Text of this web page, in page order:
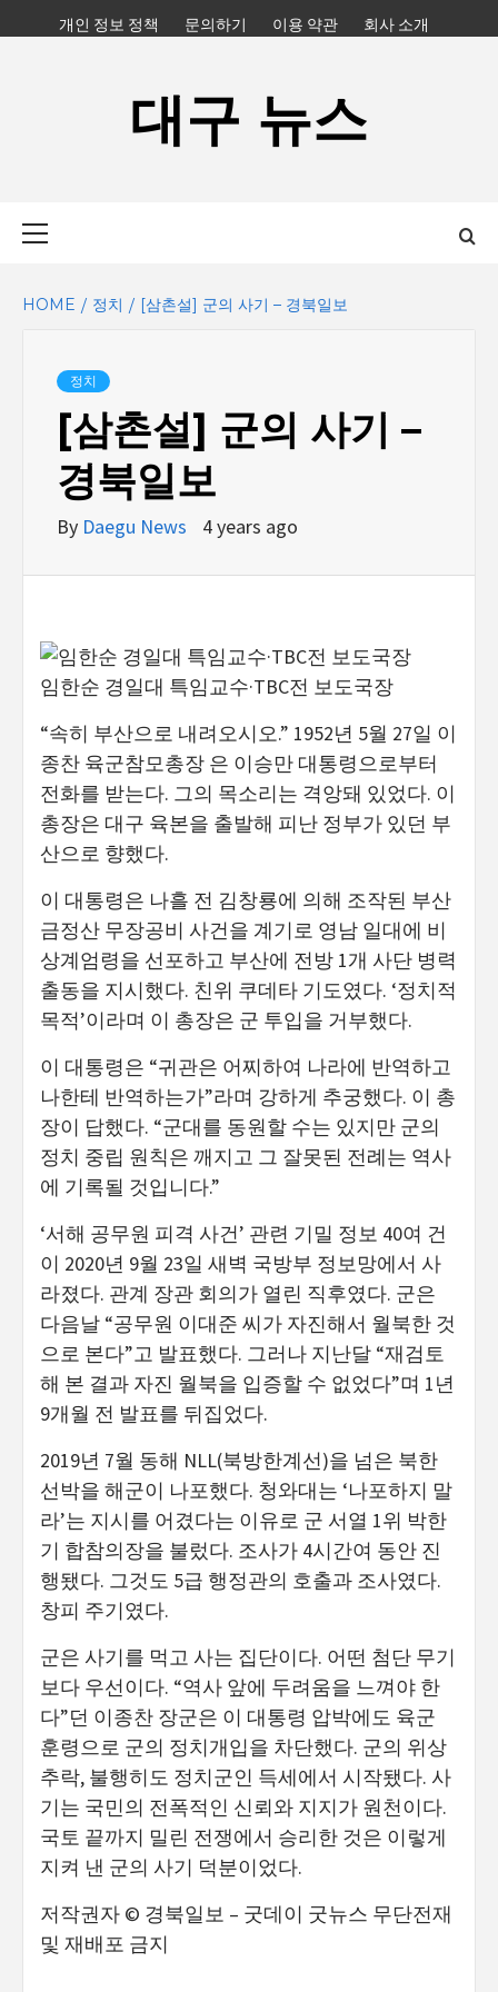
to
개인 정보 정책 문의하기 이용 약관 회사 소개
대구 뉴스
HOME 정치 [삼촌설] 군의 사기 – 경북일보
정치
[삼촌설] 군의 사기 –
경북일보
By Daegu News 4 years ago
임한순 경일대 특임교수·TBC전 보도국장
“속히 부산으로 내려오시오.” 1952년 5월 27일 이
종찬 육군참모총장 은 이승만 대통령으로부터
전화를 받는다. 그의 목소리는 격앙돼 있었다. 이
총장은 대구 육본을 출발해 피난 정부가 있던 부
산으로 향했다.
이 대통령은 나흘 전 김창룡에 의해 조작된 부산
금정산 무장공비 사건을 계기로 영남 일대에 비
상계엄령을 선포하고 부산에 전방 1개 사단 병력
출동을 지시했다. 친위 쿠데타 기도였다. ‘정치적
목적’이라며 이 총장은 군 투입을 거부했다.
이 대통령은 “귀관은 어찌하여 나라에 반역하고
나한테 반역하는가”라며 강하게 추궁했다. 이 총
장이 답했다. “군대를 동원할 수는 있지만 군의
정치 중립 원칙은 깨지고 그 잘못된 전례는 역사
에 기록될 것입니다.”
‘서해 공무원 피격 사건’ 관련 기밀 정보 40여 건
이 2020년 9월 23일 새벽 국방부 정보망에서 사
라졌다. 관계 장관 회의가 열린 직후였다. 군은
다음날 “공무원 이대준 씨가 자진해서 월북한 것
으로 본다”고 발표했다. 그러나 지난달 “재검토
해 본 결과 자진 월북을 입증할 수 없었다”며 1년
9개월 전 발표를 뒤집었다.
2019년 7월 동해 NLL(북방한계선)을 넘은 북한
선박을 해군이 나포했다. 청와대는 ‘나포하지 말
라’는 지시를 어겼다는 이유로 군 서열 1위 박한
기 합참의장을 불렀다. 조사가 4시간여 동안 진
행됐다. 그것도 5급 행정관의 호출과 조사였다.
창피 주기였다.
군은 사기를 먹고 사는 집단이다. 어떤 첨단 무기
보다 우선이다. “역사 앞에 두려움을 느껴야 한
다”던 이종찬 장군은 이 대통령 압박에도 육군
훈령으로 군의 정치개입을 차단했다. 군의 위상
추락, 불행히도 정치군인 득세에서 시작됐다. 사
기는 국민의 전폭적인 신뢰와 지지가 원천이다.
국토 끝까지 밀린 전쟁에서 승리한 것은 이렇게
지켜 낸 군의 사기 덕분이었다.
저작권자 © 경북일보 – 굿데이 굿뉴스 무단전재
및 재배포 금지